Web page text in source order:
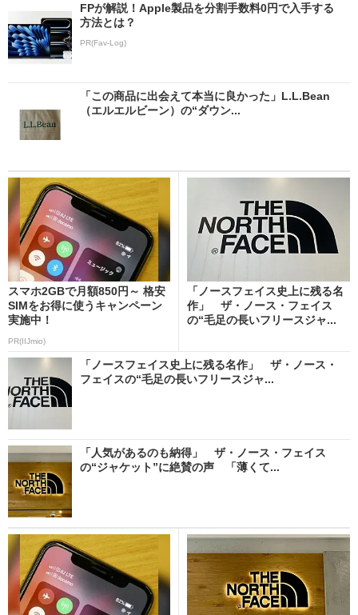
FPが解説！Apple製品を分割手数料0円で入手する
方法とは？
PR(Fav-Log)
「この商品に出会えて本当に良かった」L.L.Bean
（エルエルビーン）の“ダウン...
スマホ2GBで月額850円～ 格安
SIMをお得に使うキャンペーン
実施中！
PR(IIJmio)
「ノースフェイス史上に残る名
作」 ザ・ノース・フェイス
の“毛足の長いフリースジャ...
「ノースフェイス史上に残る名作」 ザ・ノース・
フェイスの“毛足の長いフリースジャ...
「人気があるのも納得」 ザ・ノース・フェイス
の“ジャケット”に絶賛の声 「薄くて...